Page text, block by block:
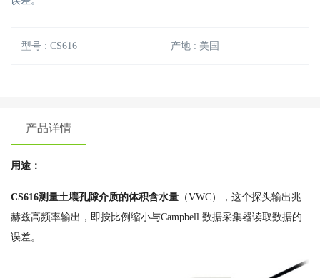
型号 : CS616 产地 : 美国
产品详情
用途：
CS616测量土壤孔隙介质的体积含水量 （VWC），这个探头输出兆
赫兹高频率输出，即按比例缩小与Campbell 数据采集器读取数据的
误差。